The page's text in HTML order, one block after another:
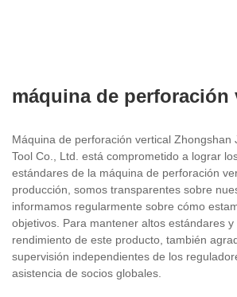
máquina de perforación
Máquina de perforación vertical Zhongshan
Tool Co., Ltd. está comprometido a lograr
estándares de la máquina de perforación
producción, somos transparentes sobre
informamos regularmente sobre cómo
objetivos. Para mantener altos estándares
rendimiento de este producto, también
supervisión independientes de los
asistencia de socios globales.